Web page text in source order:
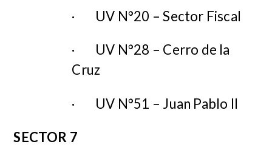
· UV N°20 – Sector Fiscal
· UV N°28 – Cerro de la
Cruz
· UV N°51 – Juan Pablo II
SECTOR 7